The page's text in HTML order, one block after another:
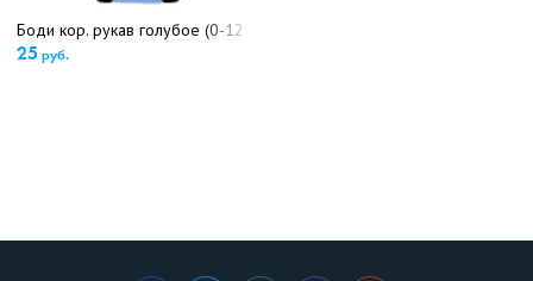
Боди кор. рукав голубое (0-12 мес)(5620)
25 руб.